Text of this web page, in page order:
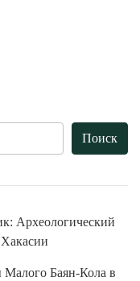
Археологический
Баян-Кола в